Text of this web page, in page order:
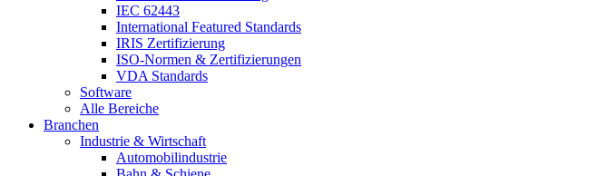
IEC 62443
International Featured Standards
IRIS Zertifizierung
ISO-Normen & Zertifizierungen
VDA Standards
Software
Alle Bereiche
Branchen
Industrie & Wirtschaft
Automobilindustrie